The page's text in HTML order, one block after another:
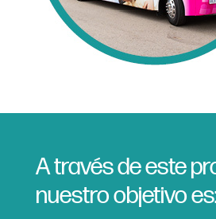
A través de este
nuestro objetivo